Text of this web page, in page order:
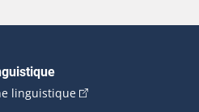
linguistique(Cet hyperlien